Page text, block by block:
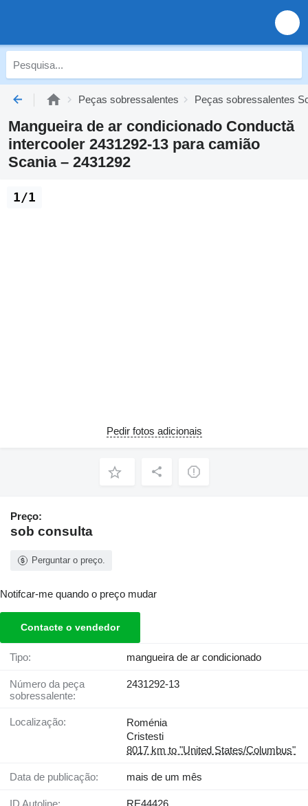
Peças sobressalentes Peças sobressalentes
Mangueira de ar condicionado Conductă
intercooler 2431292-13 para camião
Scania – 2431292
1/1
Pedir fotos adicionais
Preço:
sob consulta
Perguntar o preço.
Notifcar-me quando o preço mudar
Contacte o vendedor
Tipo: mangueira de ar condicionado
Número da peça
sobressalente:
2431292-13
Localização:
Roménia
Cristesti
8017 km to "United States/Columbus"
Data de publicação: mais de um mês